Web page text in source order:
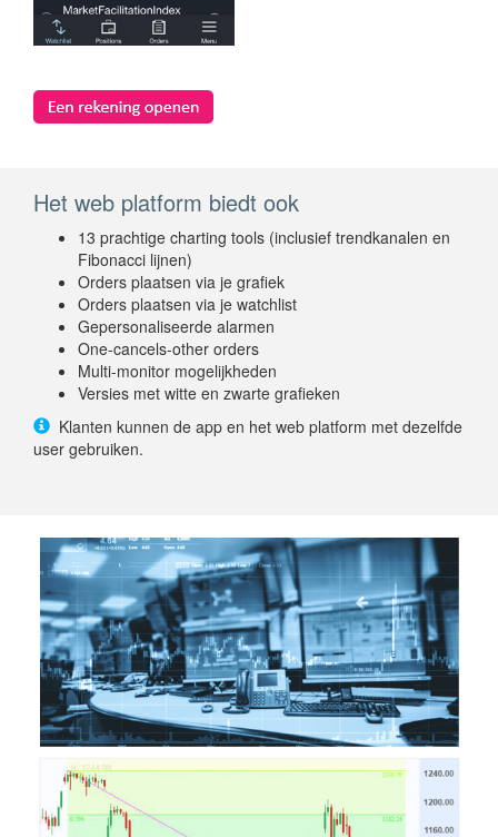
Het web platform biedt ook
13 prachtige charting tools (inclusief trendkanalen en
Fibonacci lijnen)
Orders plaatsen via je grafiek
Orders plaatsen via je watchlist
Gepersonaliseerde alarmen
One-cancels-other orders
Multi-monitor mogelijkheden
Versies met witte en zwarte grafieken
Klanten kunnen de app en het web platform met dezelfde
user gebruiken.